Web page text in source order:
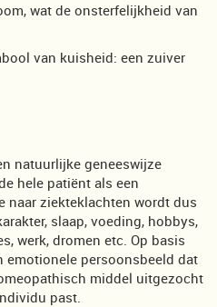
wat de onsterfelijkheid van
van kuisheid: een zuiver
natuurlijke geneeswijze
hele patiënt als een
naar ziekteklachten wordt dus
slaap, voeding, hobbys,
werk, dromen etc. Op basis
emotionele persoonsbeeld dat
middel uitgezocht
past.